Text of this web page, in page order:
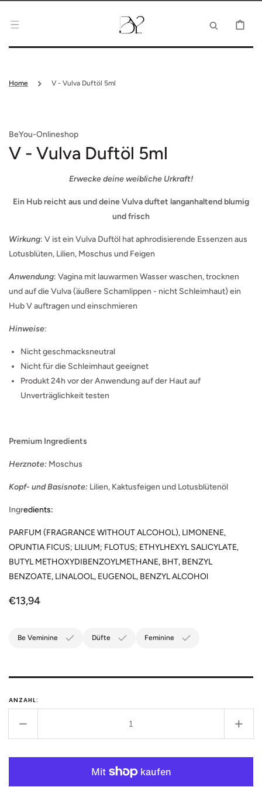
Home V - Vulva Duftöl 5ml
BeYou-Onlineshop
V - Vulva Duftöl 5ml
Erwecke deine weibliche Urkraft!
Ein Hub reicht aus und deine Vulva duftet langanhaltend blumig
und frisch
Wirkung: V ist ein Vulva Duftöl hat aphrodisierende Essenzen aus
Lotusblüten, Lilien, Moschus und Feigen
Anwendung: Vagina mit lauwarmen Wasser waschen, trocknen
und auf die Vulva (äußere Schamlippen - nicht Schleimhaut) ein
Hub V auftragen und einschmieren
Hinweise:
Nicht geschmacksneutral
Nicht für die Schleimhaut geeignet
Produkt 24h vor der Anwendung auf der Haut auf
Unverträglichkeit testen
Premium Ingredients
Herznote: Moschus
Kopf- und Basisnote: Lilien, Kaktusfeigen und Lotusblütenöl
Ingredients:
PARFUM (FRAGRANCE WITHOUT ALCOHOL), LIMONENE,
OPUNTIA FICUS; LILIUM; FLOTUS; ETHYLHEXYL SALICYLATE,
BUTYL METHOXYDIBENZOYLMETHANE, BHT, BENZYL
BENZOATE, LINALOOL, EUGENOL, BENZYL ALCOHOl
Normaler
€13,94
Be Veminine Düfte Feminine
ANZAHL:
Verringere
die
die